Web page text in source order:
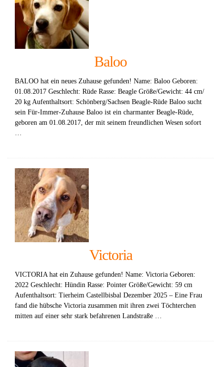
Baloo
BALOO hat ein neues Zuhause gefunden! Name: Baloo Geboren:
01.08.2017 Geschlecht: Rüde Rasse: Beagle Größe/Gewicht: 44 cm/
20 kg Aufenthaltsort: Schönberg/Sachsen Beagle-Rüde Baloo sucht
sein Für-Immer-Zuhause Baloo ist ein charmanter Beagle-Rüde,
geboren am 01.08.2017, der mit seinem freundlichen Wesen sofort
…
Victoria
VICTORIA hat ein Zuhause gefunden! Name: Victoria Geboren:
2022 Geschlecht: Hündin Rasse: Pointer Größe/Gewicht: 59 cm
Aufenthaltsort: Tierheim Castellbisbal Dezember 2025 – Eine Frau
fand die hübsche Victoria zusammen mit ihren zwei Töchterchen
mitten auf einer sehr stark befahrenen Landstraße …